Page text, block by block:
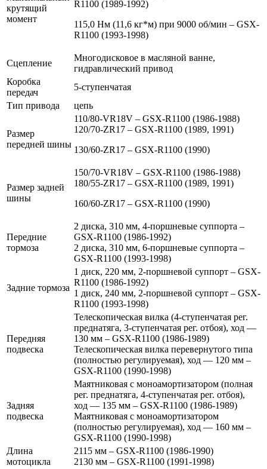
крутящий
момент
R1100 (1989-1992)
115,0 Нм (11,6 кг*м) при 9000 об/мин – GSX-
R1100 (1993-1998)
Сцепление
Многодисковое в масляной ванне,
гидравлический привод
Коробка
передач
5-ступенчатая
Тип привода
цепь
Размер
передней шины
110/80-VR18V – GSX-R1100 (1986-1988)
120/70-ZR17 – GSX-R1100 (1989, 1991)
130/60-ZR17 – GSX-R1100 (1990)
Размер задней
шины
150/70-VR18V – GSX-R1100 (1986-1988)
180/55-ZR17 – GSX-R1100 (1989, 1991)
160/60-ZR17 – GSX-R1100 (1990)
Передние
тормоза
2 диска, 310 мм, 4-поршневые суппорта –
GSX-R1100 (1986-1992)
2 диска, 310 мм, 6-поршневые суппорта –
GSX-R1100 (1993-1998)
Задние тормоза
1 диск, 220 мм, 2-поршневой суппорт – GSX-
R1100 (1986-1992)
1 диск, 240 мм, 2-поршневой суппорт – GSX-
R1100 (1993-1998)
Передняя
подвеска
Телескопическая вилка (4-ступенчатая рег.
преднатяга, 3-ступенчатая рег. отбоя), ход —
130 мм – GSX-R1100 (1986-1989)
Телескопическая вилка перевернутого типа
(полностью регулируемая), ход — 120 мм –
GSX-R1100 (1990-1998)
Задняя
подвеска
Маятниковая с моноамортизатором (полная
рег. преднатяга, 4-ступенчатая рег. отбоя),
ход — 135 мм – GSX-R1100 (1986-1989)
Маятниковая с моноамортизатором
(полностью регулируемая), ход — 160 мм –
GSX-R1100 (1990-1998)
Длина
мотоцикла
2115 мм – GSX-R1100 (1986-1990)
2130 мм – GSX-R1100 (1991-1998)